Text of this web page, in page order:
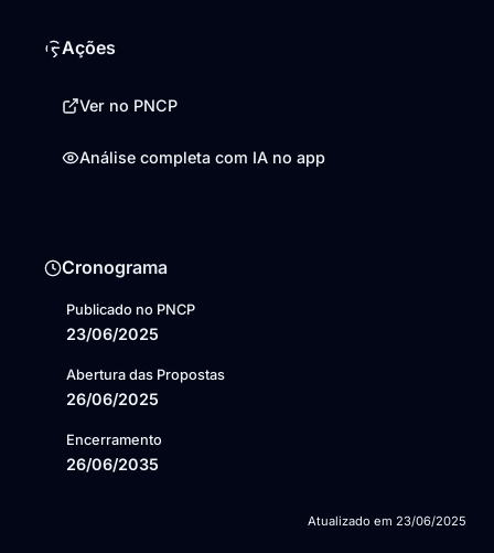
Ações
Ver no PNCP
Análise completa com IA no app
Cronograma
Publicado no PNCP
23/06/2025
Abertura das Propostas
26/06/2025
Encerramento
26/06/2035
Atualizado em 23/06/2025